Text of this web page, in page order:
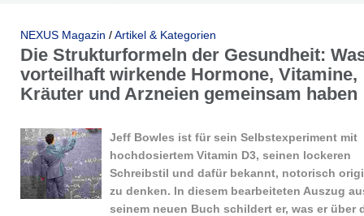
NEXUS Magazin /Artikel & Kategorien
Die Strukturformeln der Gesundheit:
vorteilhaft wirkende Hormone, Vitamine,
Kräuter und Arzneien gemeinsam haben
Jeff Bowles ist für sein Selbstexperiment mit
hochdosiertem Vitamin D3, seinen lockeren
Schreibstil und dafür bekannt, notorisch
zu denken. In diesem bearbeiteten Auszug
seinem neuen Buch schildert er, was er über